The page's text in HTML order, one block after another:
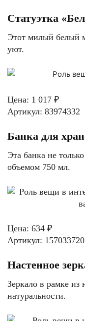
Статуэтка
Этот милый белый
уют.
Цена: 1 017 ₽
Артикул: 83974332
Банка для
Эта банка не
объемом 750 мл.
Цена: 634 ₽
Артикул: 157033720
Настенное
Зеркало в рамке из
натуральности.